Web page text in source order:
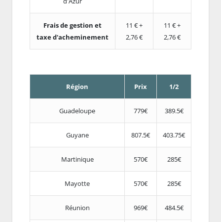
Frais de gestion et
taxe d'acheminement
11 € +
2,76 €
11 € +
2,76 €
Région Prix 1/2
Guadeloupe 779€ 389.5€
Guyane 807.5€ 403.75€
Martinique 570€ 285€
Mayotte 570€ 285€
Réunion 969€ 484.5€